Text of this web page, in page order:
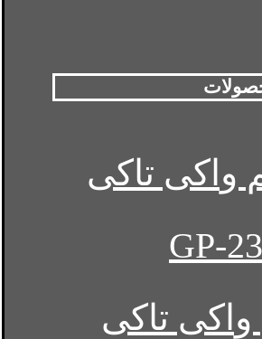
واکی تاکی